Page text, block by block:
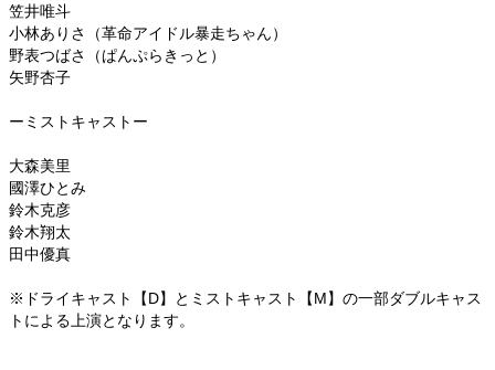
笠井唯斗
小林ありさ（革命アイドル暴走ちゃん）
野表つばさ（ぱんぷらきっと）
矢野杏子
ーミストキャストー
大森美里
國澤ひとみ
鈴木克彦
鈴木翔太
田中優真
※ドライキャスト【D】とミストキャスト【M】の一部ダブルキャス
トによる上演となります。